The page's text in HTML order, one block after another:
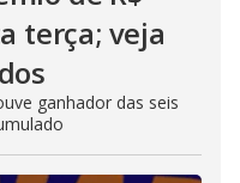
terça; veja
ganhador das seis